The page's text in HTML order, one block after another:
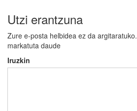
Utzi erantzuna
Zure e-posta helbidea ez da argitaratuko.
markatuta daude
Iruzkin